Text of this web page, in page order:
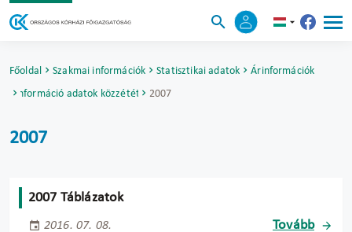
Főoldal Szakmai információk Statisztikai adatok
Árinformációk
Árinformáció adatok közzététele2007
2007
2007 Táblázatok
2016. 07. 08. Tovább